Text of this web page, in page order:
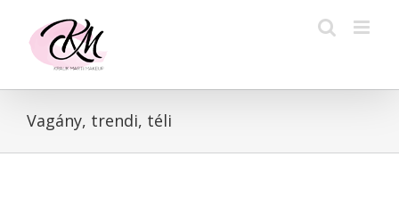
Vagány, trendi, téli